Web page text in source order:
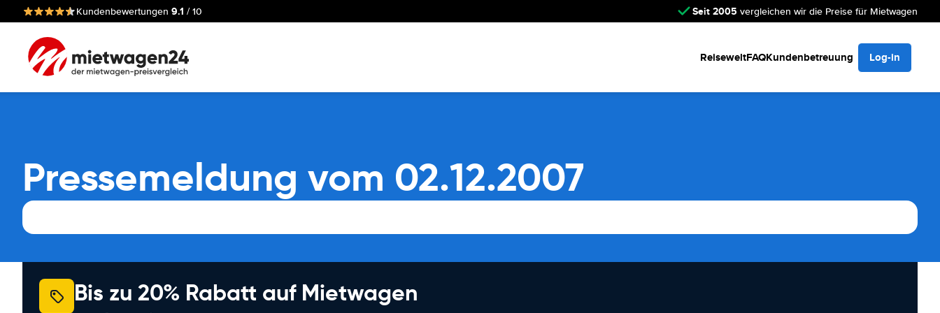
Kundenbewertungen 9.1 / 10 Seit 2005 vergleichen wir die Preise für Mietwagen
ReiseweltFAQKundenbetreuung Log-in
Pressemeldung vom 02.12.2007
Bis zu 20% Rabatt auf Mietwagen